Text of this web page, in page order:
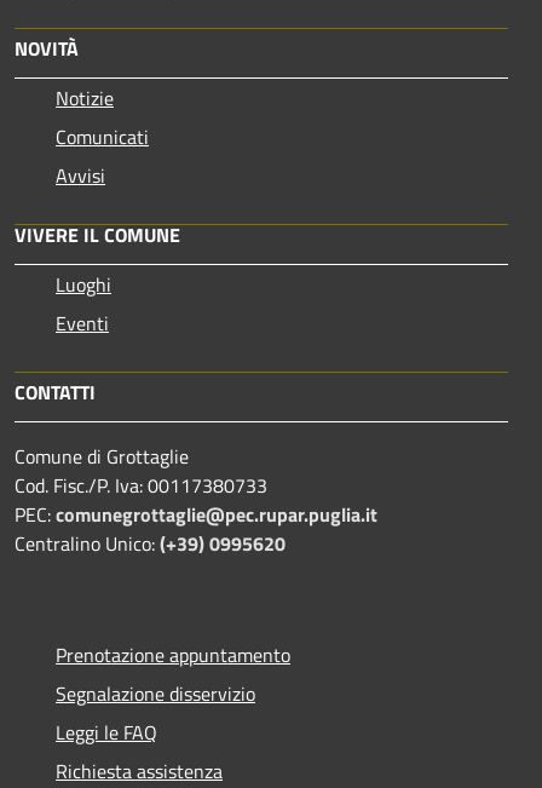
NOVITÀ
Notizie
Comunicati
Avvisi
VIVERE IL COMUNE
Luoghi
Eventi
CONTATTI
Comune di Grottaglie
Cod. Fisc./P. Iva: 00117380733
PEC:comunegrottaglie@pec.rupar.puglia.it
Centralino Unico:(+39) 0995620
Prenotazione appuntamento
Segnalazione disservizio
Leggi le FAQ
Richiesta assistenza